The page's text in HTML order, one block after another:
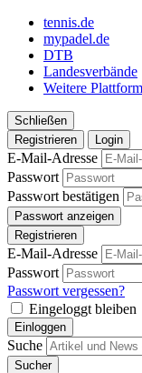
tennis.de
mypadel.de
DTB
Landesverbände
Weitere
Schließen
Registrieren
Login
E-Mail-Adresse
Passwort
Passwort bestätigen
Passwort anzeigen
Registrieren
E-Mail-Adresse
Passwort
Passwort vergessen?
Eingeloggt bleiben
Einloggen
Suche
Sucher